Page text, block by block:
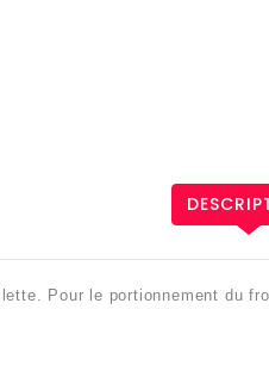
Pour le portionnement du